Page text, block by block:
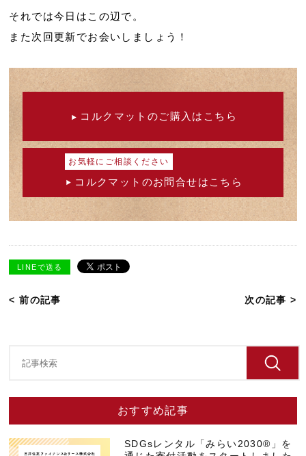
それでは今日はこの辺で。
また次回更新でお会いしましょう！
コルクマットのご購入はこちら
お気軽にご相談ください
コルクマットのお問合せはこちら
LINEで送る
< 前の記事 次の記事 >
おすすめ記事
SDGsレンタル「みらい2030®」を